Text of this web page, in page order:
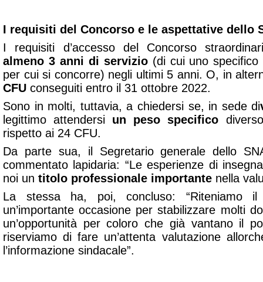
I requisiti del Concorso e le aspettative dello
I requisiti d’accesso del Concorso
almeno 3 anni di servizio(di cui uno specifico
per cui si concorre) negli ultimi 5 anni. O, in
CFU conseguiti entro il 31 ottobre 2022.
Sono in molti, tuttavia, a chiedersi se, in sede di
legittimo attendersi un peso specifico
rispetto ai 24 CFU.
Da parte sua, il Segretario generale dello
commentato lapidaria: “Le esperienze di
noi un titolo professionale importante nella
La stessa ha, poi, concluso: “Riteniamo il
un’importante occasione per stabilizzare molti
un’opportunità per coloro che già vantano il
riserviamo di fare un’attenta valutazione
l’informazione sindacale”.